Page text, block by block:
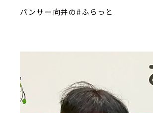
パンサー向井の#ふらっと